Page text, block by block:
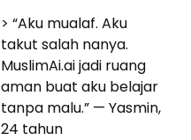
> “Aku mualaf. Aku
takut salah nanya.
MuslimAi.ai jadi ruang
aman buat aku belajar
tanpa malu.” — Yasmin,
24 tahun